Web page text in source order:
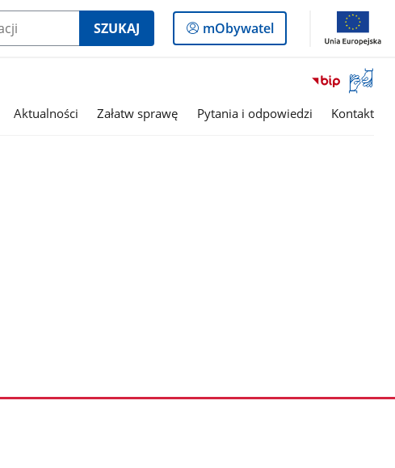
SZUKAJ
Logowanie
do
mObywatel
Otwórz
okno
z
Aktualności Załatw sprawę Pytania i odpowiedzi Kontakt